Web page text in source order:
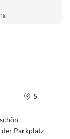
5
Parkplatz